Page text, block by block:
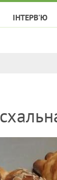
ІНТЕРВ'Ю